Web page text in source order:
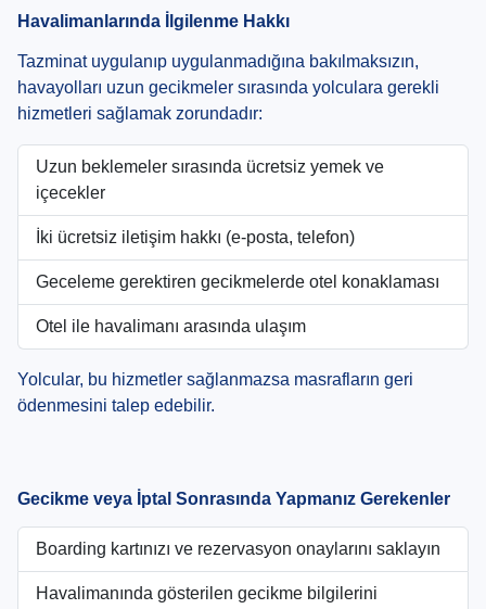
Havalimanlarında İlgilenme Hakkı
Tazminat uygulanıp uygulanmadığına bakılmaksızın,
havayolları uzun gecikmeler sırasında yolculara gerekli
hizmetleri sağlamak zorundadır:
Uzun beklemeler sırasında ücretsiz yemek ve
içecekler
İki ücretsiz iletişim hakkı (e-posta, telefon)
Geceleme gerektiren gecikmelerde otel konaklaması
Otel ile havalimanı arasında ulaşım
Yolcular, bu hizmetler sağlanmazsa masrafların geri
ödenmesini talep edebilir.
Gecikme veya İptal Sonrasında Yapmanız Gerekenler
Boarding kartınızı ve rezervasyon onaylarını saklayın
Havalimanında gösterilen gecikme bilgilerini